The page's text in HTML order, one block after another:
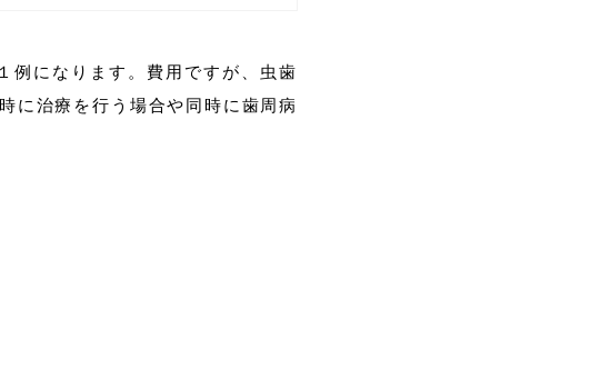
例になります。費用ですが、虫歯
に治療を行う場合や同時に歯周病